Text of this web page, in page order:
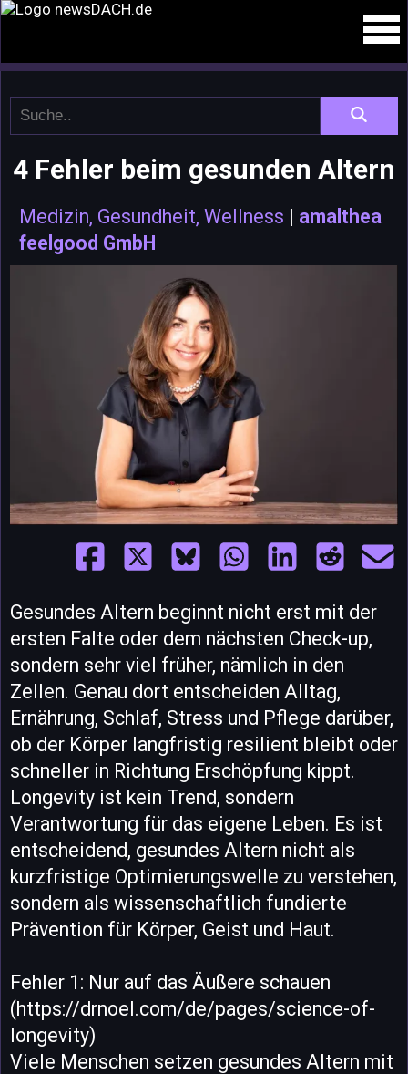
4 Fehler beim gesunden Altern
Medizin, Gesundheit, Wellness | amalthea
feelgood GmbH
Gesundes Altern beginnt nicht erst mit der
ersten Falte oder dem nächsten Check-up,
sondern sehr viel früher, nämlich in den
Zellen. Genau dort entscheiden Alltag,
Ernährung, Schlaf, Stress und Pflege darüber,
ob der Körper langfristig resilient bleibt oder
schneller in Richtung Erschöpfung kippt.
Longevity ist kein Trend, sondern
Verantwortung für das eigene Leben. Es ist
entscheidend, gesundes Altern nicht als
kurzfristige Optimierungswelle zu verstehen,
sondern als wissenschaftlich fundierte
Prävention für Körper, Geist und Haut.
Fehler 1: Nur auf das Äußere schauen
(https://drnoel.com/de/pages/science-of-
longevity)
Viele Menschen setzen gesundes Altern mit